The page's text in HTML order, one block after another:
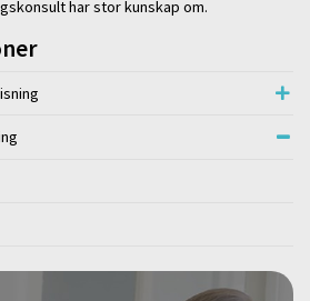
har stor kunskap om.